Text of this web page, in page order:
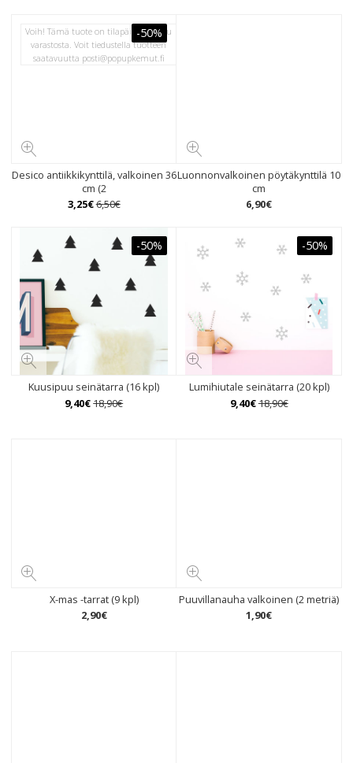
Desico antiikkikynttilä, valkoinen 36
cm (2
3,25€6,50€
Voih! Tämä tuote on tilapäisesti loppu
varastosta. Voit tiedustella tuotteen
saatavuutta posti@popupkemut.fi
-50%
Luonnonvalkoinen pöytäkynttilä 10
cm
6,90€
Kuusipuu seinätarra (16 kpl)
9,40€18,90€
-50%
Lumihiutale seinätarra (20 kpl)
9,40€18,90€
-50%
X-mas -tarrat (9 kpl)
2,90€
Puuvillanauha valkoinen (2 metriä)
1,90€